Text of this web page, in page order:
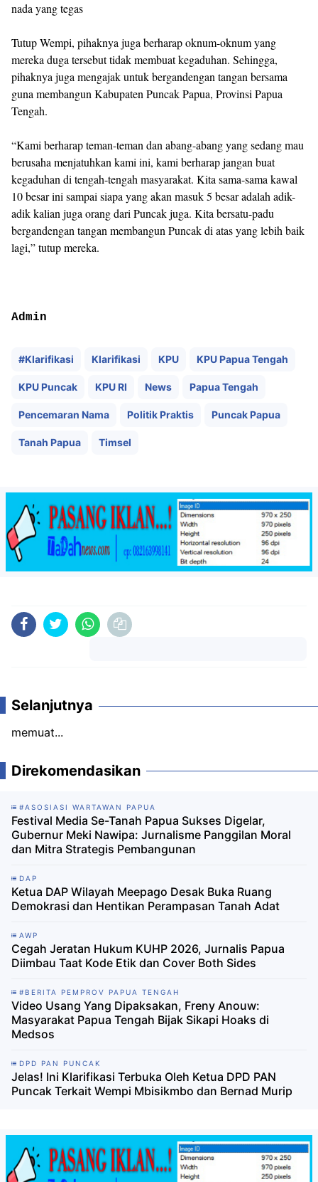
nada yang tegas
Tutup Wempi, pihaknya juga berharap oknum-oknum yang
mereka duga tersebut tidak membuat kegaduhan. Sehingga,
pihaknya juga mengajak untuk bergandengan tangan bersama
guna membangun Kabupaten Puncak Papua, Provinsi Papua
Tengah.
“Kami berharap teman-teman dan abang-abang yang sedang mau
berusaha menjatuhkan kami ini, kami berharap jangan buat
kegaduhan di tengah-tengah masyarakat. Kita sama-sama kawal
10 besar ini sampai siapa yang akan masuk 5 besar adalah adik-
adik kalian juga orang dari Puncak juga. Kita bersatu-padu
bergandengan tangan membangun Puncak di atas yang lebih baik
lagi,” tutup mereka.
Admin
#Klarifikasi Klarifikasi KPU KPU Papua Tengah
KPU Puncak KPU RI News Papua Tengah
Pencemaran Nama Politik Praktis Puncak Papua
Tanah Papua Timsel
Selanjutnya
memuat...
Direkomendasikan
#ASOSIASI WARTAWAN PAPUA
Festival Media Se-Tanah Papua Sukses Digelar,
Gubernur Meki Nawipa: Jurnalisme Panggilan Moral
dan Mitra Strategis Pembangunan
DAP
Ketua DAP Wilayah Meepago Desak Buka Ruang
Demokrasi dan Hentikan Perampasan Tanah Adat
AWP
Cegah Jeratan Hukum KUHP 2026, Jurnalis Papua
Diimbau Taat Kode Etik dan Cover Both Sides
#BERITA PEMPROV PAPUA TENGAH
Video Usang Yang Dipaksakan, Freny Anouw:
Masyarakat Papua Tengah Bijak Sikapi Hoaks di
Medsos
DPD PAN PUNCAK
Jelas! Ini Klarifikasi Terbuka Oleh Ketua DPD PAN
Puncak Terkait Wempi Mbisikmbo dan Bernad Murip